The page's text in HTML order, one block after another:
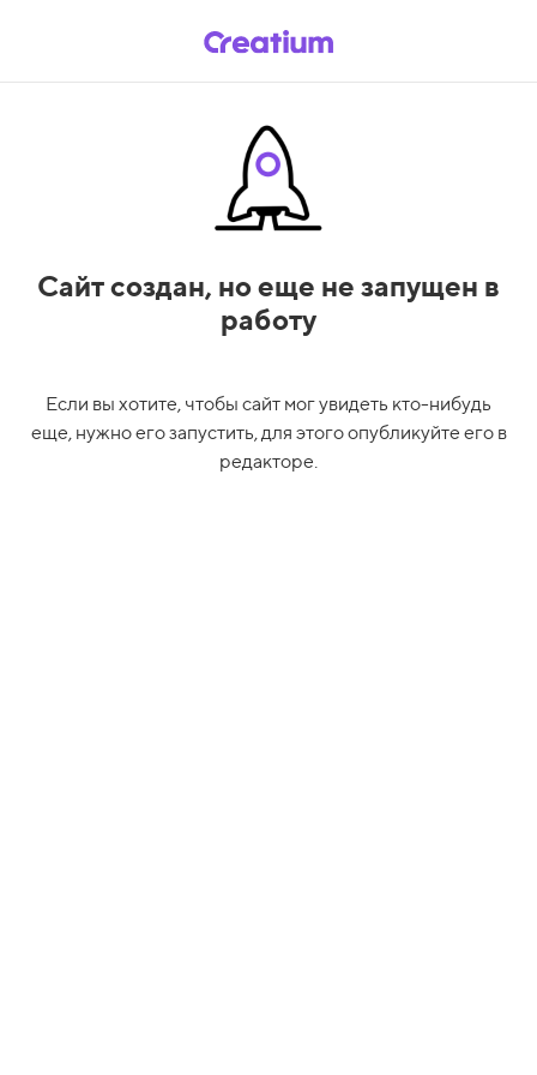
Сайт создан, но еще не запущен в
работу
Если вы хотите, чтобы сайт мог увидеть кто-нибудь
еще, нужно его запустить, для этого опубликуйте его в
редакторе.